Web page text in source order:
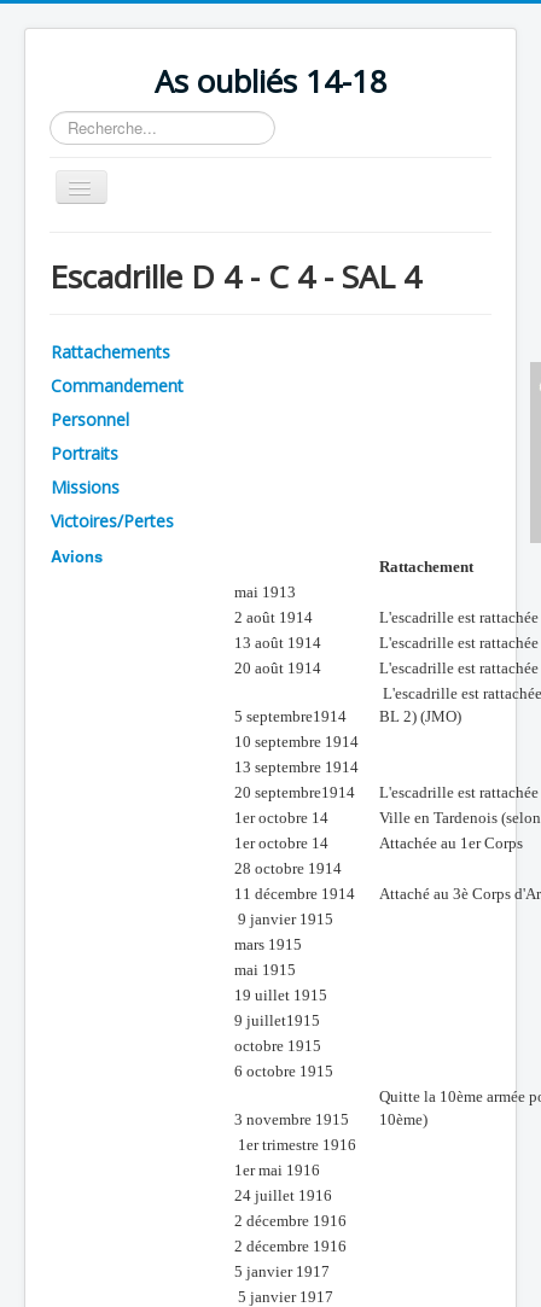
As oubliés 14-18
Rechercher
Basculer
la
Chronologie
Avions
Personnels
Formation
Doctrines
Escadrille D 4 - C 4 - SAL 4
Rattachements
Commandement
Personnel
Portraits
Missions
Victoires/Pertes
Avions
Rattachement
mai 1913
2 août 1914
L'escadrille est rattachée
13 août 1914
L'escadrille est
20 août 1914
L'escadrille est
5 septembre1914
L'escadrille est
BL 2) (JMO)
10 septembre 1914
13 septembre 1914
20 septembre1914
L'escadrille est
1er octobre 14
Ville en Tardenois
1er octobre 14
Attachée au 1er Corps
28 octobre 1914
11 décembre 1914
Attaché au 3è Corps
9 janvier 1915
mars 1915
mai 1915
19 uillet 1915
9 juillet1915
octobre 1915
6 octobre 1915
3 novembre 1915
Quitte la 10ème armée
10ème)
1er trimestre 1916
1er mai 1916
24 juillet 1916
2 décembre 1916
2 décembre 1916
5 janvier 1917
5 janvier 1917